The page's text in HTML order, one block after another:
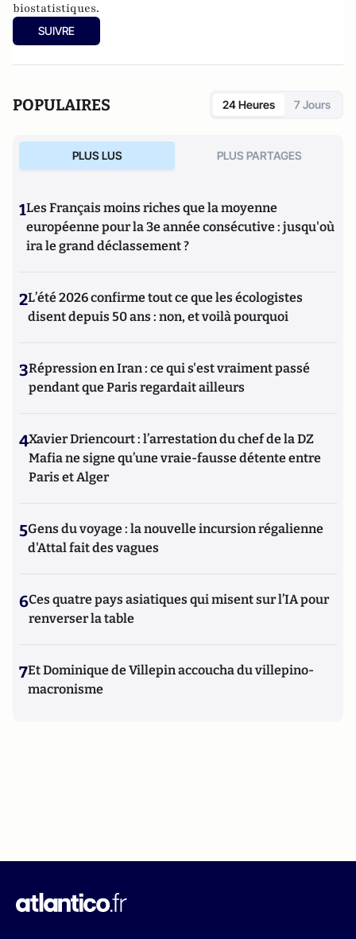
biostatistiques.
SUIVRE
POPULAIRES 24 Heures 7 Jours
PLUS LUS PLUS PARTAGES
1Les Français moins riches que la moyenne
européenne pour la 3e année consécutive : jusqu'où
ira le grand déclassement ?
2L’été 2026 confirme tout ce que les écologistes
disent depuis 50 ans : non, et voilà pourquoi
3Répression en Iran : ce qui s'est vraiment passé
pendant que Paris regardait ailleurs
4Xavier Driencourt : l’arrestation du chef de la DZ
Mafia ne signe qu’une vraie-fausse détente entre
Paris et Alger
5Gens du voyage : la nouvelle incursion régalienne
d'Attal fait des vagues
6Ces quatre pays asiatiques qui misent sur l’IA pour
renverser la table
7Et Dominique de Villepin accoucha du villepino-
macronisme